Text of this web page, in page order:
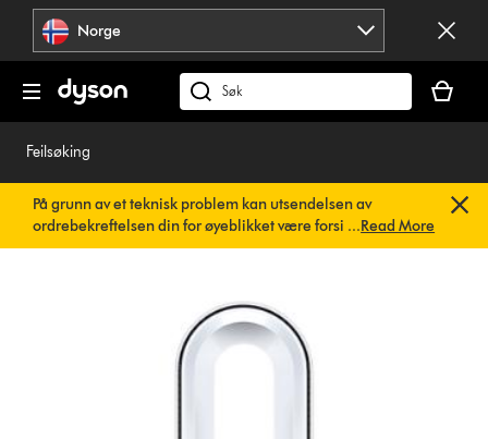
Hopp
navigering
Norge
Søk
på
din
er
Feilsøking
På grunn av et teknisk problem kan utsendelsen av
ordrebekreftelsen din for øyeblikket være forsinket. Vi
jobber allerede med en rask løsning.Du trenger ikke å
...Read More